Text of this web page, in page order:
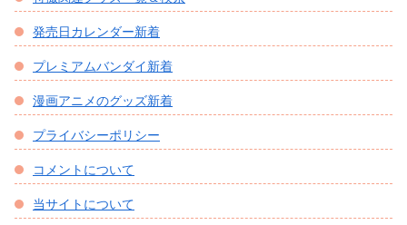
発売日カレンダー新着
プレミアムバンダイ新着
漫画アニメのグッズ新着
プライバシーポリシー
コメントについて
当サイトについて